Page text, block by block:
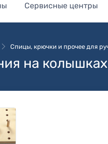
Сервисные центры
Спицы, крючки и прочее для
на